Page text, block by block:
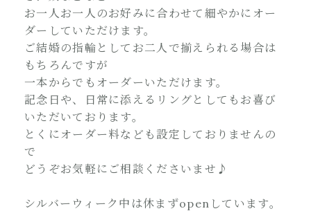
お一人お一人のお好みに合わせて細やかにオー
ダーしていただけます。
ご結婚の指輪としてお二人で揃えられる場合は
もちろんですが
一本からでもオーダーいただけます。
記念日や、日常に添えるリングとしてもお喜び
いただいております。
とくにオーダー料なども設定しておりませんの
で
どうぞお気軽にご相談くださいませ♪
シルバーウィーク中は休まずopenしています。